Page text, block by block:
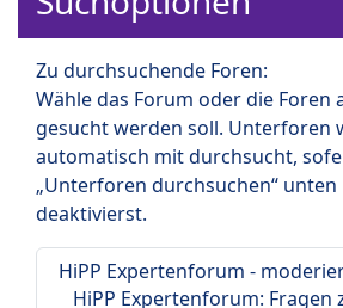
Zu durchsuchende Foren:
Wähle das Forum oder die Foren
gesucht werden soll. Unterforen
automatisch mit durchsucht,
„Unterforen durchsuchen“
deaktivierst.